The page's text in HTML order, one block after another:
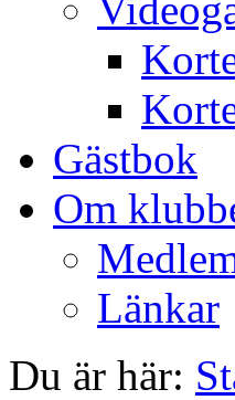
Gästbok
Om
Länkar
Du är här: